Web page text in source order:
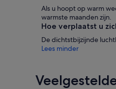
Als u hoopt op warm
warmste maanden zijn.
Hoe verplaatst u
De dichtstbijzijnde
Lees minder